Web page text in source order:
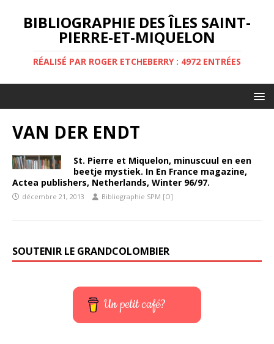
BIBLIOGRAPHIE DES ÎLES SAINT-
PIERRE-ET-MIQUELON
RÉALISÉ PAR ROGER ETCHEBERRY : 4972 ENTRÉES
VAN DER ENDT
St. Pierre et Miquelon, minuscuul en een
beetje mystiek. In En France magazine,
Actea publishers, Netherlands, Winter 96/97.
décembre 21, 2013 Bibliographie SPM [O]
SOUTENIR LE GRANDCOLOMBIER
Un petit café?